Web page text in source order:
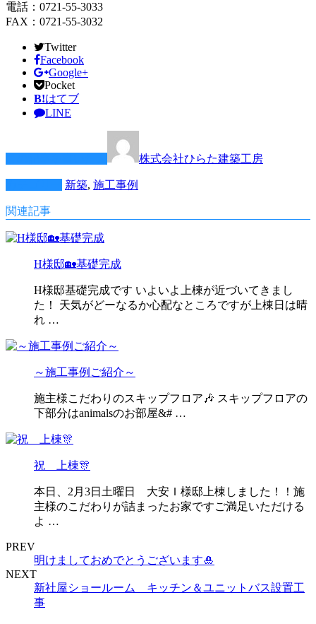
電話：0721-55-3033
FAX：0721-55-3032
Twitter
Facebook
Google+
Pocket
B!はてブ
LINE
株式会社ひらた建築工房
新築, 施工事例
関連記事
H様邸🏡基礎完成
H様邸基礎完成です いよいよ上棟が近づいてきまし
た！ 天気がどーなるか心配なところですが上棟日は晴
れ …
～施工事例ご紹介～
施主様こだわりのスキップフロア🎶 スキップフロアの
下部分はanimalsのお部屋&# …
祝 上棟🎊
本日、2月3日土曜日 大安Ｉ様邸上棟しました！！施
主様のこだわりが詰まったお家ですご満足いただける
よ …
PREV
明けましておめでとうございます🎍
NEXT
新社屋ショールーム キッチン＆ユニットバス設置工
事